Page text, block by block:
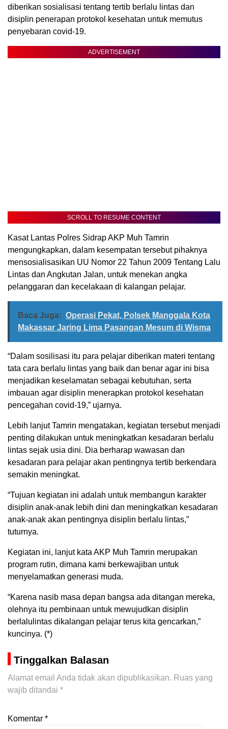
diberikan sosialisasi tentang tertib berlalu lintas dan
disiplin penerapan protokol kesehatan untuk memutus
penyebaran covid-19.
ADVERTISEMENT
SCROLL TO RESUME CONTENT
Kasat Lantas Polres Sidrap AKP Muh Tamrin
mengungkapkan, dalam kesempatan tersebut pihaknya
mensosialisasikan UU Nomor 22 Tahun 2009 Tentang Lalu
Lintas dan Angkutan Jalan, untuk menekan angka
pelanggaran dan kecelakaan di kalangan pelajar.
Baca Juga: Operasi Pekat, Polsek Manggala Kota
Makassar Jaring Lima Pasangan Mesum di Wisma
“Dalam sosilisasi itu para pelajar diberikan materi tentang
tata cara berlalu lintas yang baik dan benar agar ini bisa
menjadikan keselamatan sebagai kebutuhan, serta
imbauan agar disiplin menerapkan protokol kesehatan
pencegahan covid-19,” ujarnya.
Lebih lanjut Tamrin mengatakan, kegiatan tersebut menjadi
penting dilakukan untuk meningkatkan kesadaran berlalu
lintas sejak usia dini. Dia berharap wawasan dan
kesadaran para pelajar akan pentingnya tertib berkendara
semakin meningkat.
“Tujuan kegiatan ini adalah untuk membangun karakter
disiplin anak-anak lebih dini dan meningkatkan kesadaran
anak-anak akan pentingnya disiplin berlalu lintas,”
tuturnya.
Kegiatan ini, lanjut kata AKP Muh Tamrin merupakan
program rutin, dimana kami berkewajiban untuk
menyelamatkan generasi muda.
“Karena nasib masa depan bangsa ada ditangan mereka,
olehnya itu pembinaan untuk mewujudkan disiplin
berlalulintas dikalangan pelajar terus kita gencarkan,”
kuncinya. (*)
Tinggalkan Balasan
Alamat email Anda tidak akan dipublikasikan. Ruas yang
wajib ditandai *
Komentar *